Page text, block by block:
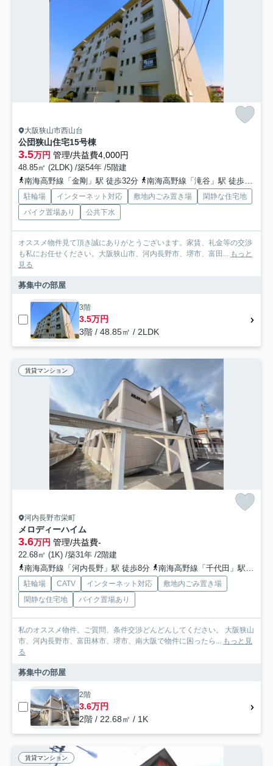
大阪狭山市西山台
公団狭山住宅15号棟
3.5万円 管理/共益費4,000円
48.85㎡ (2LDK) /築54年 /5階建
南海高野線「金剛」駅 徒歩32分
南海高野線「滝谷」駅 徒歩41分
駐輪場 インターネット対応 敷地内ごみ置き場
閑静な住宅地
バイク置場あり
公共下水
オススメ物件見て頂き誠にありがとうございます。家賃、礼金等の交渉
も私にお任せください。大阪狭山市、河内長野市、堺市、富田...
もっと
見る
募集中の部屋
3階
3.5万円
3階 / 48.85㎡ / 2LDK
賃貸マンション
河内長野市栄町
メロディーハイム
3.6万円 管理/共益費-
22.68㎡ (1K) /築31年 /2階建
南海高野線「河内長野」駅 徒歩8分
南海高野線「千代田」駅 徒歩25分
駐輪場 CATV インターネット対応
敷地内ごみ置き場
閑静な住宅地
バイク置場あり
私のオススメ物件。ご質問、条件交渉どんどんしてください。 大阪狭山
市、河内長野市、富田林市、堺市、南大阪で物件に困ったら...
もっと見
る
募集中の部屋
2階
3.6万円
2階 / 22.68㎡ / 1K
賃貸マンション